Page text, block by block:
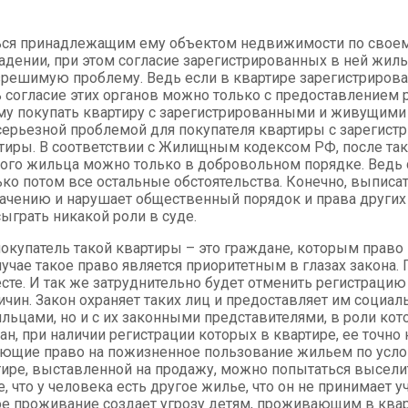
принадлежащим ему объектом недвижимости по
при этом согласие зарегистрированных в ней
проблему. Ведь если в квартире
согласие этих органов можно только с
покупать квартиру с зарегистрированными и
проблемой для покупателя квартиры с
В соответствии с Жилищным кодексом РФ, после
жильца можно только в добровольном порядке.
потом все остальные обстоятельства. Конечно,
и нарушает общественный порядок и права
никакой роли в суде.
такой квартиры – это граждане, которым
такое право является приоритетным в глазах
И так же затруднительно будет отменить
Закон охраняет таких лиц и предоставляет им
но и с их законными представителями, в роли
при наличии регистрации которых в квартире, ее
право на пожизненное пользование жильем по
выставленной на продажу, можно попытаться
у человека есть другое жилье, что он не принимает
проживание создает угрозу детям, проживающим в